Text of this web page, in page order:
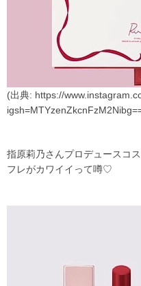
(出典: https://
指原莉乃さんプロデュースコ
フレがカワイイって噂♡